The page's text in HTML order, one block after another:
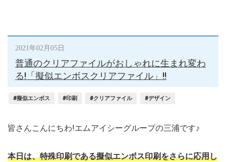
2021年02月05日
普通のクリアファイルがおしゃれに生まれ変わ
る!「擬似エンボスクリアファイル」!!
#擬似エンボス #印刷 #クリアファイル #デザイン
皆さんこんにちわ!エムアイシーグループの三浦です♪
本日は、特殊印刷である擬似エンボス印刷をさらに応用し